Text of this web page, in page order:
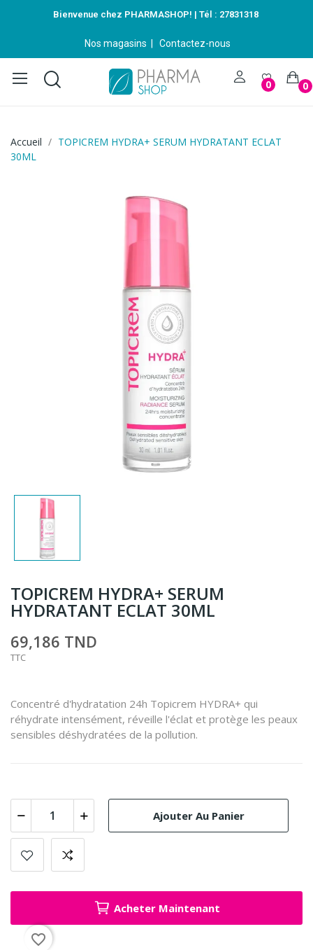
Bienvenue chez PHARMASHOP! | Tél : 27831318
Nos magasins Contactez-nous
0 0
Accueil
TOPICREM HYDRA+ SERUM HYDRATANT ECLAT
30ML
TOPICREM HYDRA+ SERUM
HYDRATANT ECLAT 30ML
69,186 TND
TTC
Concentré d'hydratation 24h Topicrem HYDRA+ qui
réhydrate intensément, réveille l'éclat et protège les peaux
sensibles déshydratées de la pollution.
Ajouter Au Panier
Acheter Maintenant
favorite_border